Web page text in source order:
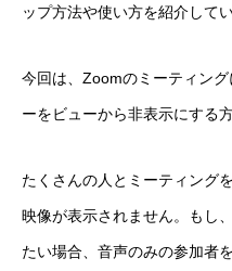
ップ方法や使い方を紹介してい
今回は、Zoomのミーティン
ーをビューから非表示にする方
たくさんの人とミーティング
映像が表示されません。もし
たい場合、音声のみの参加者